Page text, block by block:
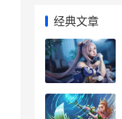
经典文章